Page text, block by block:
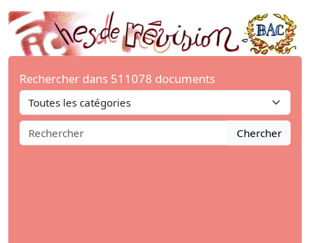
Rechercher dans 511078 documents
Chercher